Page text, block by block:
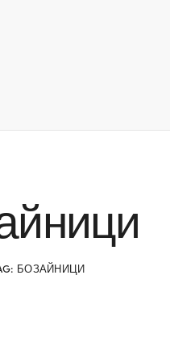
БОЗАЙНИЦИ